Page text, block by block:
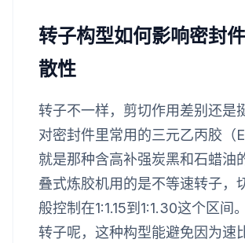
转子构型如何影响密封
散性
转子不一样，剪切作用差别还是
对密封件里常用的三元乙丙胶（
就是那种含高补强炭黑和石蜡油
叠式炼胶机用的是不等速转子，
般控制在1:1.15到1:1.30这个区间
转子呢，这种构型能避免因为速